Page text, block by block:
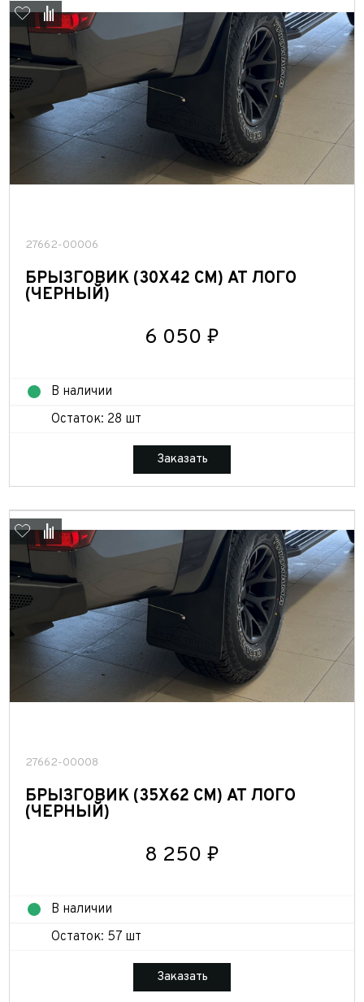
27662-00006
БРЫЗГОВИК (30Х42 СМ) АТ ЛОГО
(ЧЕРНЫЙ)
6 050 ₽
В наличии
Остаток: 28 шт
Заказать
27662-00008
БРЫЗГОВИК (35Х62 СМ) АТ ЛОГО
(ЧЕРНЫЙ)
8 250 ₽
В наличии
Остаток: 57 шт
Заказать